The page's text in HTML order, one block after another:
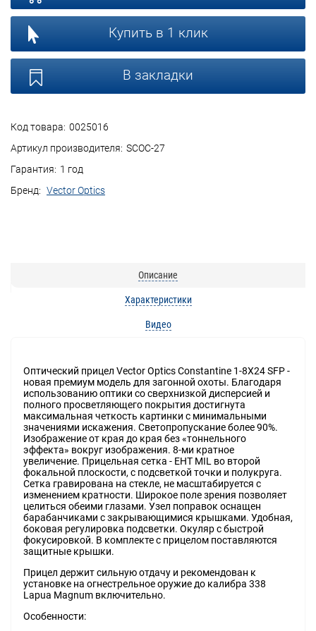
Код товара: 0025016
Артикул производителя: SCOC-27
Гарантия: 1 год
Бренд: Vector Optics
Купить в 1 клик
В закладки
Описание
Характеристики
Видео
Оптический прицел Vector Optics Constantine 1-8X24 SFP -
новая премиум модель для загонной охоты. Благодаря
использованию оптики со сверхнизкой дисперсией и
полного просветляющего покрытия достигнута
максимальная четкость картинки с минимальными
значениями искажения. Светопропускание более 90%.
Изображение от края до края без «тоннельного
эффекта» вокруг изображения. 8-ми кратное
увеличение. Прицельная сетка - EHT MIL во второй
фокальной плоскости, с подсветкой точки и полукруга.
Сетка гравирована на стекле, не масштабируется с
изменением кратности. Широкое поле зрения позволяет
целиться обеими глазами. Узел поправок оснащен
барабанчиками с закрывающимися крышками. Удобная,
боковая регулировка подсветки. Окуляр с быстрой
фокусировкой. В комплекте с прицелом поставляются
защитные крышки.
Прицел держит сильную отдачу и рекомендован к
установке на огнестрельное оружие до калибра 338
Lapua Magnum включительно.
Особенности: